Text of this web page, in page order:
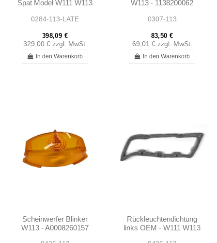
Spat Model W111 W113
0284-113-LATE
398,09 €
329,00 € zzgl. MwSt.
In den Warenkorb
W113 - 1138200062
0307-113
83,50 €
69,01 € zzgl. MwSt.
In den Warenkorb
Scheinwerfer Blinker
W113 - A0008260157
Rückleuchtendichtung
links OEM - W111 W113